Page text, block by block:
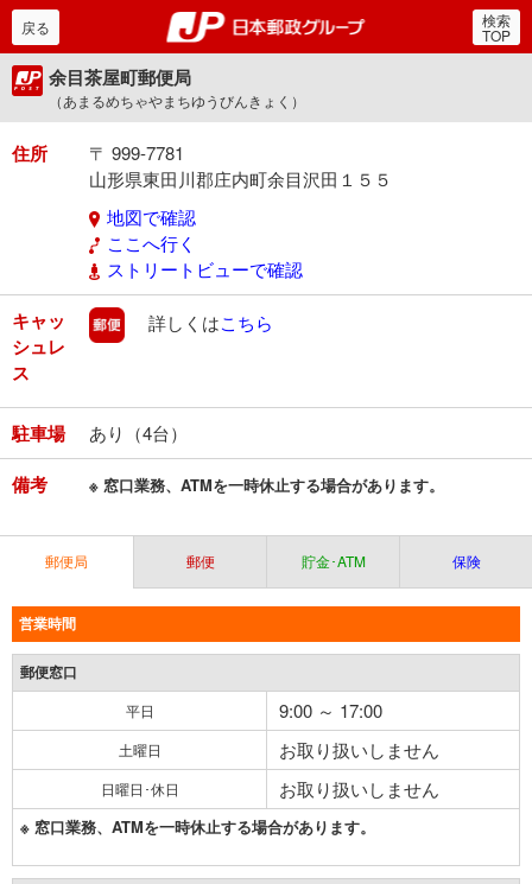
郵便局・日本郵政グルー
戻る 検索
TOP
余目茶屋町郵便局
（あまるめちゃやまちゆうびんきょく）
住所
〒 999-7781
山形県東田川郡庄内町余目沢田１５５
地図で確認
ここへ行く
ストリートビューで確認
キャッ
シュレ
ス
郵便
詳しくはこちら
駐車場 あり（4台）
備考 ※ 窓口業務、ATMを一時休止する場合があります。
郵便局 郵便 貯金･ATM 保険
営業時間
郵便窓口
平日 9:00 ～ 17:00
土曜日 お取り扱いしません
日曜日･休日 お取り扱いしません
※ 窓口業務、ATMを一時休止する場合があります。